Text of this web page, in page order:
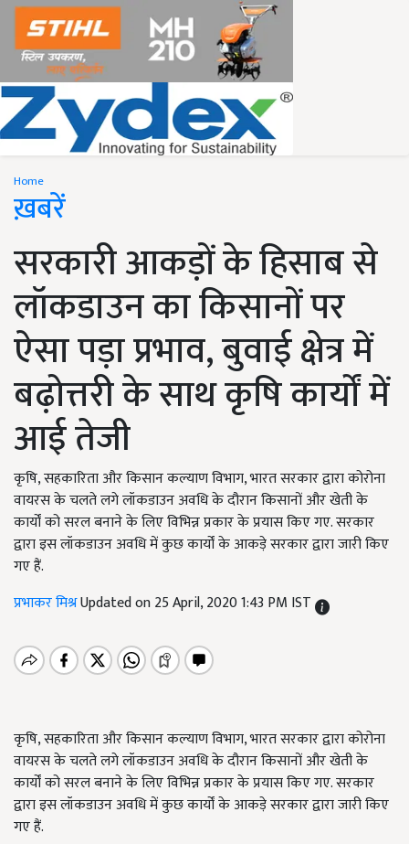
Home
ख़बरें
सरकारी आकड़ों के हिसाब से
लॉकडाउन का किसानों पर
ऐसा पड़ा प्रभाव, बुवाई क्षेत्र में
बढ़ोत्तरी के साथ कृषि कार्यों में
आई तेजी
कृषि, सहकारिता और किसान कल्याण विभाग, भारत सरकार द्वारा कोरोना
वायरस के चलते लगे लॉकडाउन अवधि के दौरान किसानों और खेती के
कार्यों को सरल बनाने के लिए विभिन्न प्रकार के प्रयास किए गए. सरकार
द्वारा इस लॉकडाउन अवधि में कुछ कार्यों के आकड़े सरकार द्वारा जारी किए
गए हैं.
प्रभाकर मिश्रUpdated on 25 April, 2020 1:43 PM IST
कृषि, सहकारिता और किसान कल्याण विभाग, भारत सरकार द्वारा कोरोना
वायरस के चलते लगे लॉकडाउन अवधि के दौरान किसानों और खेती के
कार्यों को सरल बनाने के लिए विभिन्न प्रकार के प्रयास किए गए. सरकार
द्वारा इस लॉकडाउन अवधि में कुछ कार्यों के आकड़े सरकार द्वारा जारी किए
गए हैं.